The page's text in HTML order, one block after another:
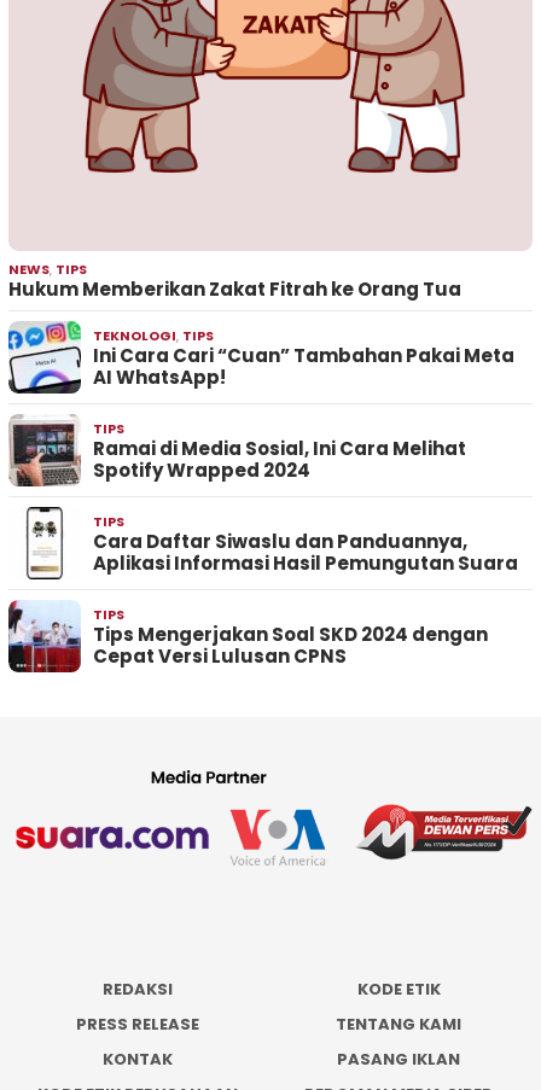
NEWS, TIPS
Hukum Memberikan Zakat Fitrah ke Orang Tua
TEKNOLOGI, TIPS
Ini Cara Cari “Cuan” Tambahan Pakai Meta
AI WhatsApp!
TIPS
Ramai di Media Sosial, Ini Cara Melihat
Spotify Wrapped 2024
TIPS
Cara Daftar Siwaslu dan Panduannya,
Aplikasi Informasi Hasil Pemungutan Suara
TIPS
Tips Mengerjakan Soal SKD 2024 dengan
Cepat Versi Lulusan CPNS
REDAKSI
KODE ETIK
PRESS RELEASE
TENTANG KAMI
KONTAK
PASANG IKLAN